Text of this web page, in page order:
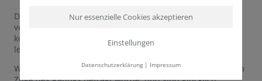
Die vom Zentrum für Arbeitgeberattraktivität, zeag GmbH,
vergebene Auszeichnung erhalten Unternehmen, die sich
konsequent für eine gesunde und gleichzeitig
leistungsstarke Arbeitsplatzkultur stark machen.
Wir möchten unserem wundervollen Team danken, das im
Nur essenzielle Cookies akzeptieren
Einstellungen
Datenschutzerklärung| Impressum